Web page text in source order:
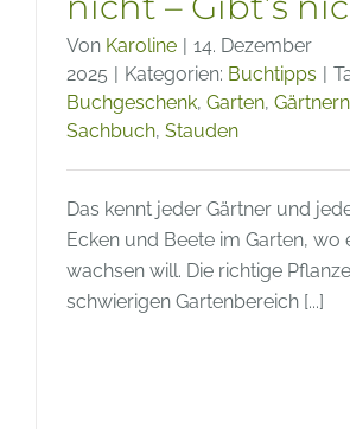
Von Karoline | 14. Dezember
2025 | Kategorien: Buchtipps |
Buchgeschenk, Garten, Gärtnern
Sachbuch, Stauden
Das kennt jeder Gärtner und
Ecken und Beete im Garten, wo
wachsen will. Die richtige
schwierigen Gartenbereich [...]